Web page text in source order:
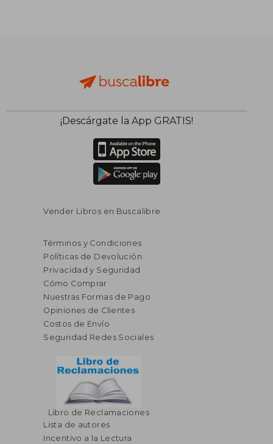
¡Descárgate la App GRATIS!
Vender Libros en Buscalibre
Términos y Condiciones
Políticas de Devolución
Privacidad y Seguridad
Cómo Comprar
Nuestras Formas de Pago
Opiniones de Clientes
Costos de Envío
Seguridad Redes Sociales
Libro de Reclamaciones
Lista de autores
Incentivo a la Lectura